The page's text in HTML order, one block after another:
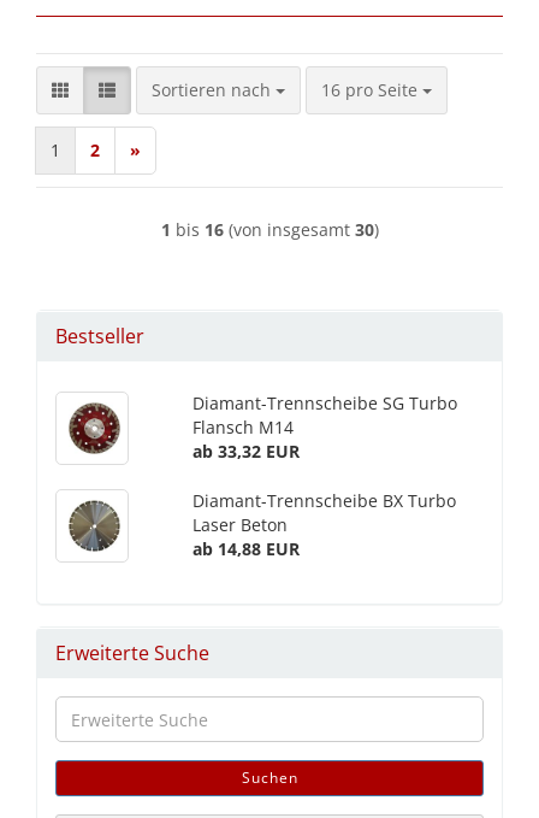
Sortieren nach
Sortieren nach 16 pro Seite
pro Seite
1 2 »
1 bis 16(von insgesamt 30)
Bestseller
Diamant-Trennscheibe SG Turbo
Flansch M14
ab 33,32 EUR
Diamant-Trennscheibe BX Turbo
Laser Beton
ab 14,88 EUR
Erweiterte Suche
Erweiterte
Suche
Suchen